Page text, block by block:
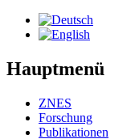
Hauptmenü
ZNES
Forschung
Publikationen